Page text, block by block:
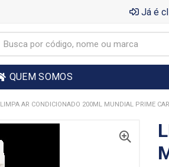
Já é
QUEM SOMOS
LIMPA AR CONDICIONADO 200ML MUNDIAL PRIME